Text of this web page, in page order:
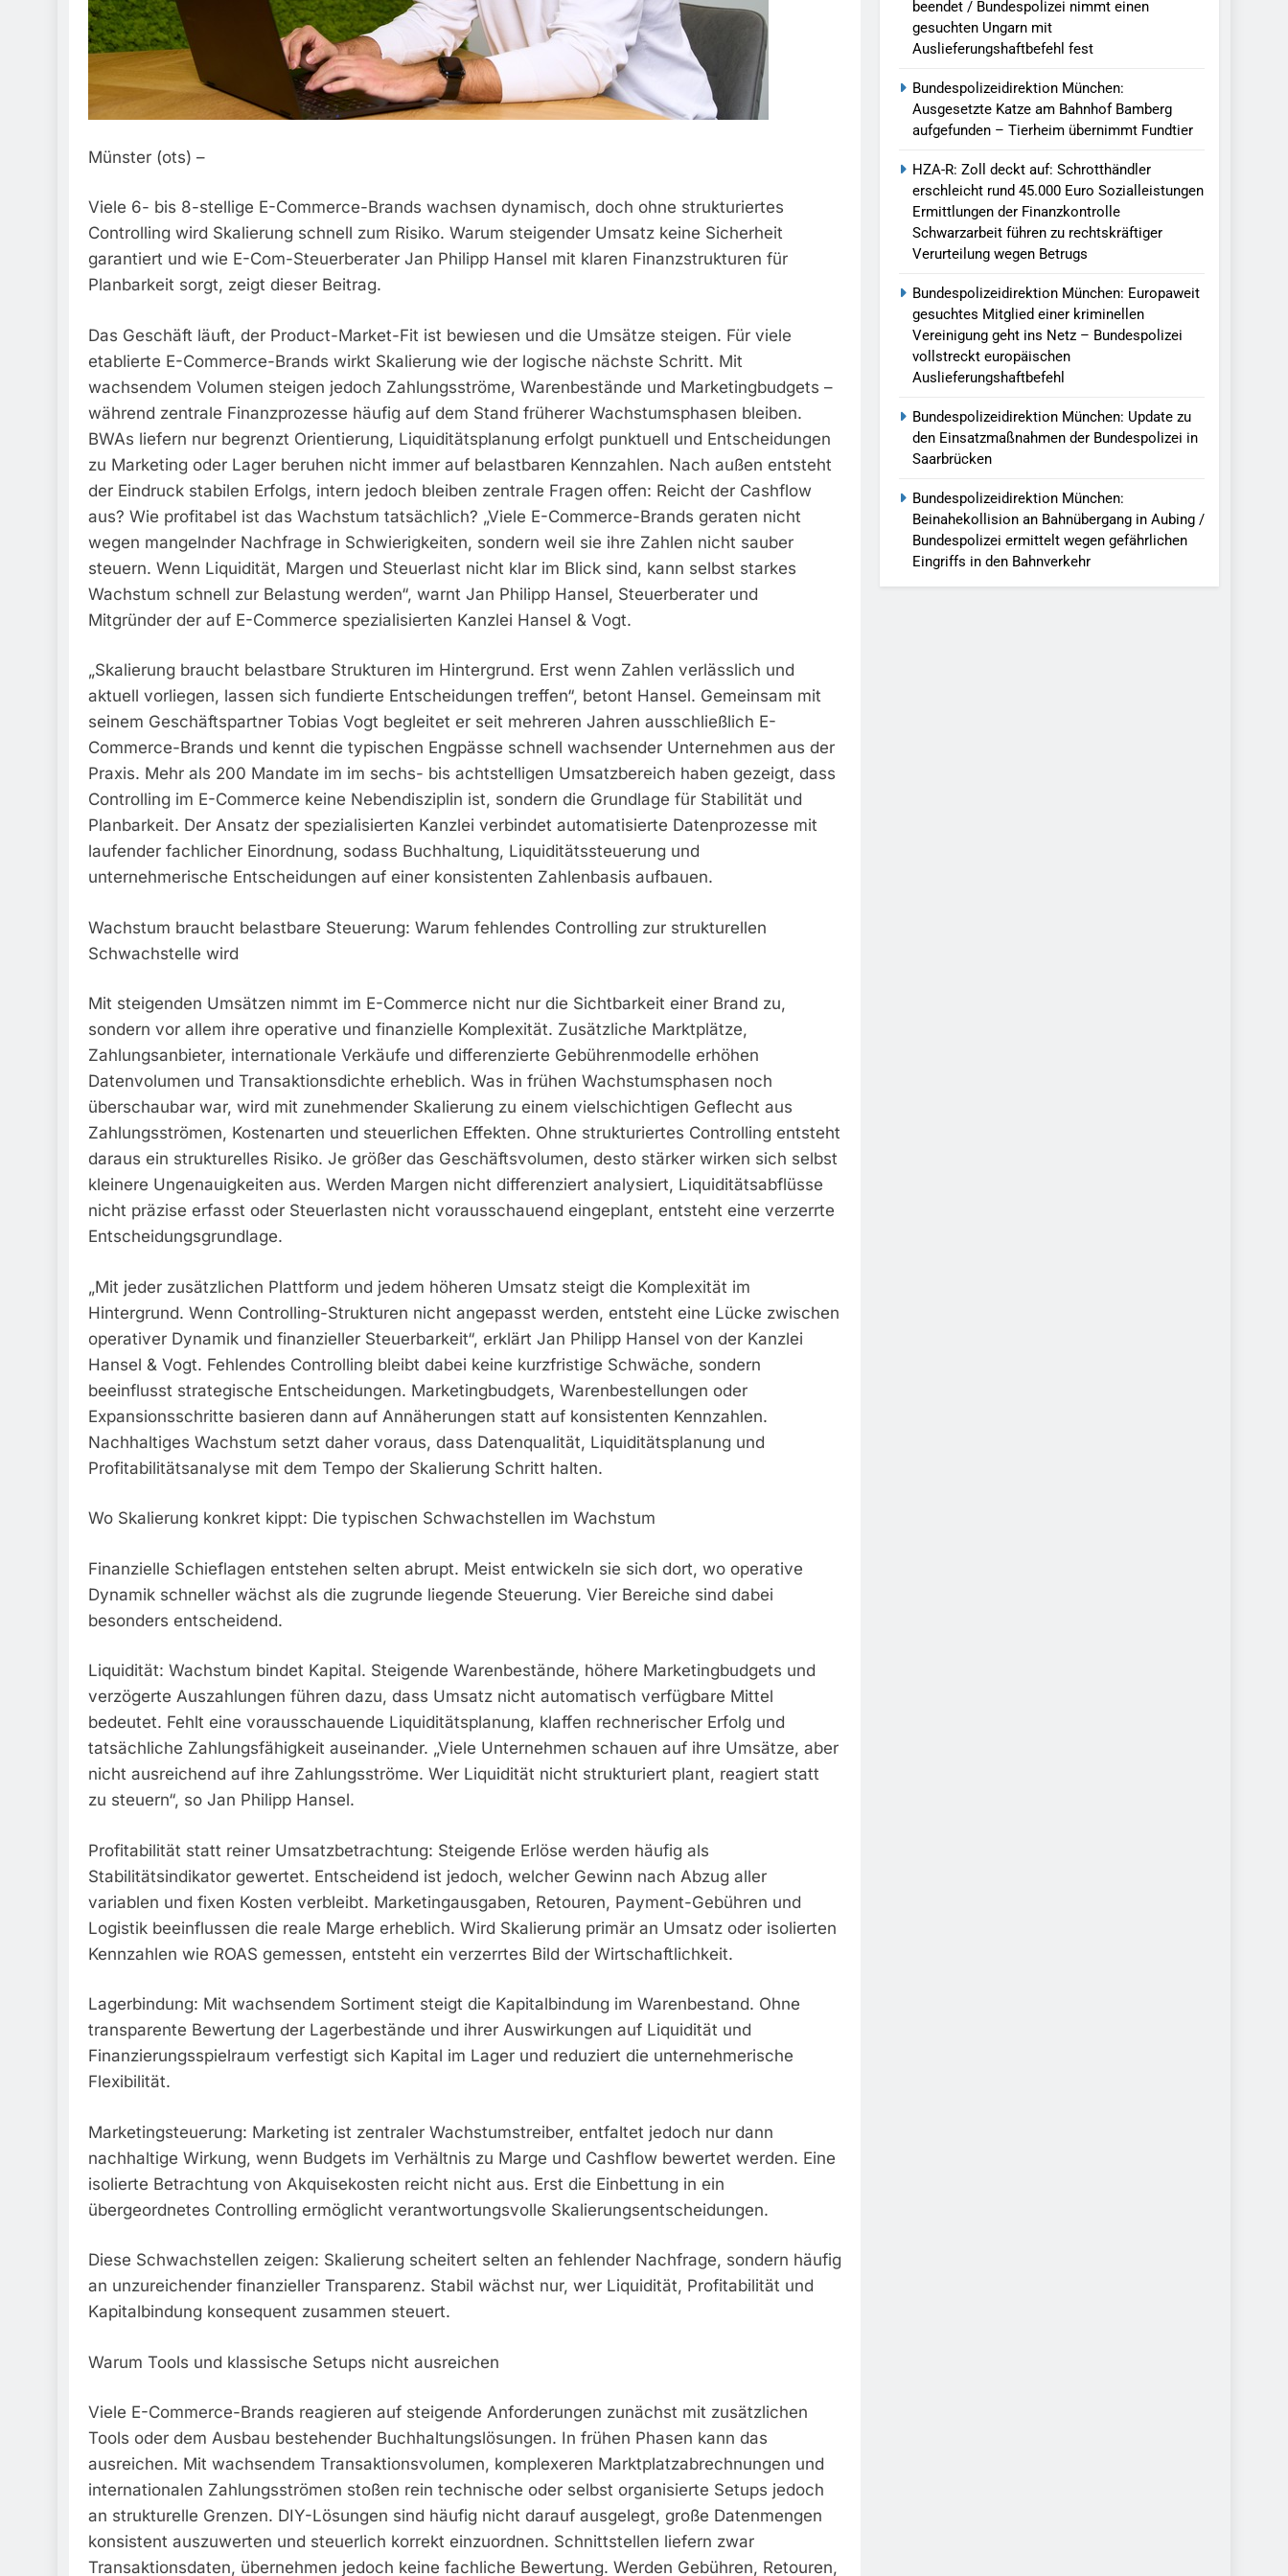
Münster (ots) –
Viele 6- bis 8-stellige E-Commerce-Brands wachsen dynamisch, doch ohne strukturiertes
Controlling wird Skalierung schnell zum Risiko. Warum steigender Umsatz keine Sicherheit
garantiert und wie E-Com-Steuerberater Jan Philipp Hansel mit klaren Finanzstrukturen für
Planbarkeit sorgt, zeigt dieser Beitrag.
Das Geschäft läuft, der Product-Market-Fit ist bewiesen und die Umsätze steigen. Für viele
etablierte E-Commerce-Brands wirkt Skalierung wie der logische nächste Schritt. Mit
wachsendem Volumen steigen jedoch Zahlungsströme, Warenbestände und Marketingbudgets –
während zentrale Finanzprozesse häufig auf dem Stand früherer Wachstumsphasen bleiben.
BWAs liefern nur begrenzt Orientierung, Liquiditätsplanung erfolgt punktuell und Entscheidungen
zu Marketing oder Lager beruhen nicht immer auf belastbaren Kennzahlen. Nach außen entsteht
der Eindruck stabilen Erfolgs, intern jedoch bleiben zentrale Fragen offen: Reicht der Cashflow
aus? Wie profitabel ist das Wachstum tatsächlich? „Viele E-Commerce-Brands geraten nicht
wegen mangelnder Nachfrage in Schwierigkeiten, sondern weil sie ihre Zahlen nicht sauber
steuern. Wenn Liquidität, Margen und Steuerlast nicht klar im Blick sind, kann selbst starkes
Wachstum schnell zur Belastung werden“, warnt Jan Philipp Hansel, Steuerberater und
Mitgründer der auf E-Commerce spezialisierten Kanzlei Hansel & Vogt.
„Skalierung braucht belastbare Strukturen im Hintergrund. Erst wenn Zahlen verlässlich und
aktuell vorliegen, lassen sich fundierte Entscheidungen treffen“, betont Hansel. Gemeinsam mit
seinem Geschäftspartner Tobias Vogt begleitet er seit mehreren Jahren ausschließlich E-
Commerce-Brands und kennt die typischen Engpässe schnell wachsender Unternehmen aus der
Praxis. Mehr als 200 Mandate im im sechs- bis achtstelligen Umsatzbereich haben gezeigt, dass
Controlling im E-Commerce keine Nebendisziplin ist, sondern die Grundlage für Stabilität und
Planbarkeit. Der Ansatz der spezialisierten Kanzlei verbindet automatisierte Datenprozesse mit
laufender fachlicher Einordnung, sodass Buchhaltung, Liquiditätssteuerung und
unternehmerische Entscheidungen auf einer konsistenten Zahlenbasis aufbauen.
Wachstum braucht belastbare Steuerung: Warum fehlendes Controlling zur strukturellen
Schwachstelle wird
Mit steigenden Umsätzen nimmt im E-Commerce nicht nur die Sichtbarkeit einer Brand zu,
sondern vor allem ihre operative und finanzielle Komplexität. Zusätzliche Marktplätze,
Zahlungsanbieter, internationale Verkäufe und differenzierte Gebührenmodelle erhöhen
Datenvolumen und Transaktionsdichte erheblich. Was in frühen Wachstumsphasen noch
überschaubar war, wird mit zunehmender Skalierung zu einem vielschichtigen Geflecht aus
Zahlungsströmen, Kostenarten und steuerlichen Effekten. Ohne strukturiertes Controlling entsteht
daraus ein strukturelles Risiko. Je größer das Geschäftsvolumen, desto stärker wirken sich selbst
kleinere Ungenauigkeiten aus. Werden Margen nicht differenziert analysiert, Liquiditätsabflüsse
nicht präzise erfasst oder Steuerlasten nicht vorausschauend eingeplant, entsteht eine verzerrte
Entscheidungsgrundlage.
„Mit jeder zusätzlichen Plattform und jedem höheren Umsatz steigt die Komplexität im
Hintergrund. Wenn Controlling-Strukturen nicht angepasst werden, entsteht eine Lücke zwischen
operativer Dynamik und finanzieller Steuerbarkeit“, erklärt Jan Philipp Hansel von der Kanzlei
Hansel & Vogt. Fehlendes Controlling bleibt dabei keine kurzfristige Schwäche, sondern
beeinflusst strategische Entscheidungen. Marketingbudgets, Warenbestellungen oder
Expansionsschritte basieren dann auf Annäherungen statt auf konsistenten Kennzahlen.
Nachhaltiges Wachstum setzt daher voraus, dass Datenqualität, Liquiditätsplanung und
Profitabilitätsanalyse mit dem Tempo der Skalierung Schritt halten.
Wo Skalierung konkret kippt: Die typischen Schwachstellen im Wachstum
Finanzielle Schieflagen entstehen selten abrupt. Meist entwickeln sie sich dort, wo operative
Dynamik schneller wächst als die zugrunde liegende Steuerung. Vier Bereiche sind dabei
besonders entscheidend.
Liquidität: Wachstum bindet Kapital. Steigende Warenbestände, höhere Marketingbudgets und
verzögerte Auszahlungen führen dazu, dass Umsatz nicht automatisch verfügbare Mittel
bedeutet. Fehlt eine vorausschauende Liquiditätsplanung, klaffen rechnerischer Erfolg und
tatsächliche Zahlungsfähigkeit auseinander. „Viele Unternehmen schauen auf ihre Umsätze, aber
nicht ausreichend auf ihre Zahlungsströme. Wer Liquidität nicht strukturiert plant, reagiert statt
zu steuern“, so Jan Philipp Hansel.
Profitabilität statt reiner Umsatzbetrachtung: Steigende Erlöse werden häufig als
Stabilitätsindikator gewertet. Entscheidend ist jedoch, welcher Gewinn nach Abzug aller
variablen und fixen Kosten verbleibt. Marketingausgaben, Retouren, Payment-Gebühren und
Logistik beeinflussen die reale Marge erheblich. Wird Skalierung primär an Umsatz oder isolierten
Kennzahlen wie ROAS gemessen, entsteht ein verzerrtes Bild der Wirtschaftlichkeit.
Lagerbindung: Mit wachsendem Sortiment steigt die Kapitalbindung im Warenbestand. Ohne
transparente Bewertung der Lagerbestände und ihrer Auswirkungen auf Liquidität und
Finanzierungsspielraum verfestigt sich Kapital im Lager und reduziert die unternehmerische
Flexibilität.
Marketingsteuerung: Marketing ist zentraler Wachstumstreiber, entfaltet jedoch nur dann
nachhaltige Wirkung, wenn Budgets im Verhältnis zu Marge und Cashflow bewertet werden. Eine
isolierte Betrachtung von Akquisekosten reicht nicht aus. Erst die Einbettung in ein
übergeordnetes Controlling ermöglicht verantwortungsvolle Skalierungsentscheidungen.
Diese Schwachstellen zeigen: Skalierung scheitert selten an fehlender Nachfrage, sondern häufig
an unzureichender finanzieller Transparenz. Stabil wächst nur, wer Liquidität, Profitabilität und
Kapitalbindung konsequent zusammen steuert.
Warum Tools und klassische Setups nicht ausreichen
Viele E-Commerce-Brands reagieren auf steigende Anforderungen zunächst mit zusätzlichen
Tools oder dem Ausbau bestehender Buchhaltungslösungen. In frühen Phasen kann das
ausreichen. Mit wachsendem Transaktionsvolumen, komplexeren Marktplatzabrechnungen und
internationalen Zahlungsströmen stoßen rein technische oder selbst organisierte Setups jedoch
an strukturelle Grenzen. DIY-Lösungen sind häufig nicht darauf ausgelegt, große Datenmengen
konsistent auszuwerten und steuerlich korrekt einzuordnen. Schnittstellen liefern zwar
Transaktionsdaten, übernehmen jedoch keine fachliche Bewertung. Werden Gebühren, Retouren,
beendet / Bundespolizei nimmt einen
gesuchten Ungarn mit
Auslieferungshaftbefehl fest
Bundespolizeidirektion München:
Ausgesetzte Katze am Bahnhof Bamberg
aufgefunden – Tierheim übernimmt Fundtier
HZA-R: Zoll deckt auf: Schrotthändler
erschleicht rund 45.000 Euro Sozialleistungen
Ermittlungen der Finanzkontrolle
Schwarzarbeit führen zu rechtskräftiger
Verurteilung wegen Betrugs
Bundespolizeidirektion München: Europaweit
gesuchtes Mitglied einer kriminellen
Vereinigung geht ins Netz – Bundespolizei
vollstreckt europäischen
Auslieferungshaftbefehl
Bundespolizeidirektion München: Update zu
den Einsatzmaßnahmen der Bundespolizei in
Saarbrücken
Bundespolizeidirektion München:
Beinahekollision an Bahnübergang in Aubing /
Bundespolizei ermittelt wegen gefährlichen
Eingriffs in den Bahnverkehr